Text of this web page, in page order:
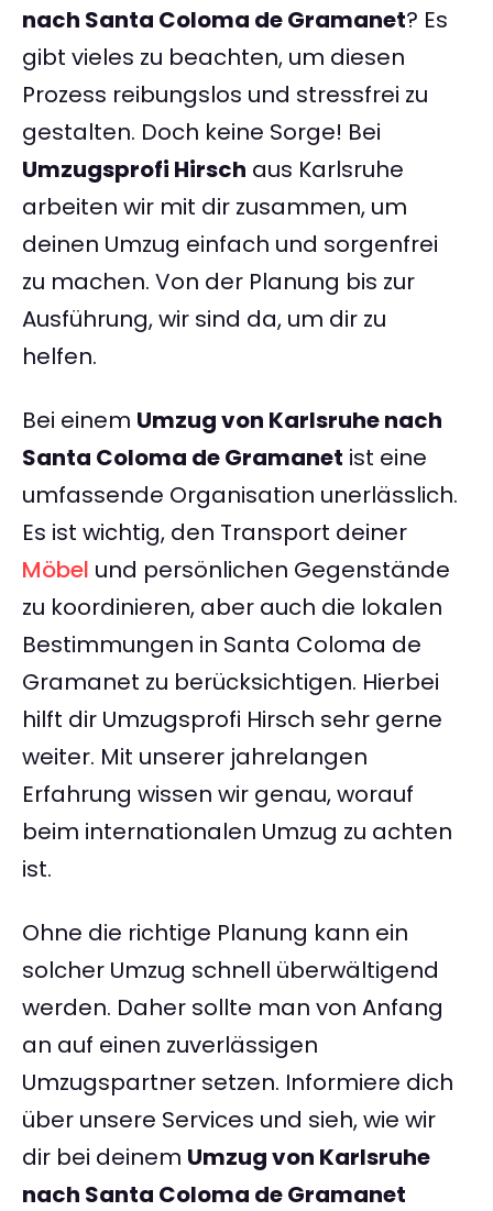
nach Santa Coloma de Gramanet? Es
gibt vieles zu beachten, um diesen
Prozess reibungslos und stressfrei zu
gestalten. Doch keine Sorge! Bei
Umzugsprofi Hirsch aus Karlsruhe
arbeiten wir mit dir zusammen, um
deinen Umzug einfach und sorgenfrei
zu machen. Von der Planung bis zur
Ausführung, wir sind da, um dir zu
helfen.
Bei einem Umzug von Karlsruhe nach
Santa Coloma de Gramanet ist eine
umfassende Organisation unerlässlich.
Es ist wichtig, den Transport deiner
Möbel und persönlichen Gegenstände
zu koordinieren, aber auch die lokalen
Bestimmungen in Santa Coloma de
Gramanet zu berücksichtigen. Hierbei
hilft dir Umzugsprofi Hirsch sehr gerne
weiter. Mit unserer jahrelangen
Erfahrung wissen wir genau, worauf
beim internationalen Umzug zu achten
ist.
Ohne die richtige Planung kann ein
solcher Umzug schnell überwältigend
werden. Daher sollte man von Anfang
an auf einen zuverlässigen
Umzugspartner setzen. Informiere dich
über unsere Services und sieh, wie wir
dir bei deinem Umzug von Karlsruhe
nach Santa Coloma de Gramanet